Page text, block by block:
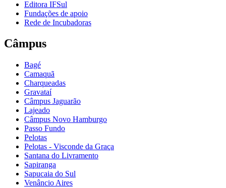
Editora IFSul
Fundações de apoio
Rede de Incubadoras
Câmpus
Bagé
Camaquã
Charqueadas
Gravataí
Câmpus Jaguarão
Lajeado
Câmpus Novo Hamburgo
Passo Fundo
Pelotas
Pelotas - Visconde da Graça
Santana do Livramento
Sapiranga
Sapucaia do Sul
Venâncio Aires